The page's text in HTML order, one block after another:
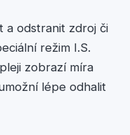
a odstranit zdroj či
režim I.S.
zobrazí míra
lépe odhalit